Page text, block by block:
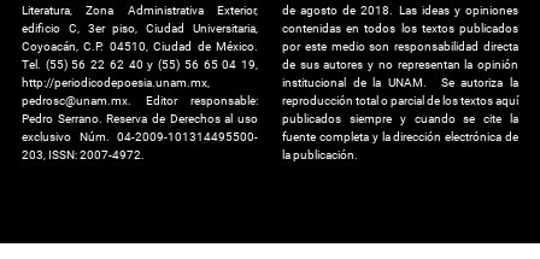
Literatura, Zona Administrativa Exterior,
edificio C, 3er piso, Ciudad Universitaria,
Coyoacán, C.P. 04510, Ciudad de México.
Tel. (55) 56 22 62 40 y (55) 56 65 04 19,
http://periodicodepoesia.unam.mx,
pedrosc@unam.mx. Editor responsable:
Pedro Serrano. Reserva de Derechos al uso
exclusivo Núm. 04-2009-101314495500-
203, ISSN: 2007-4972.
de agosto de 2018. Las ideas y opiniones
contenidas en todos los textos publicados
por este medio son responsabilidad directa
de sus autores y no representan la opinión
institucional de la UNAM. Se autoriza la
reproducción total o parcial de los textos aquí
publicados siempre y cuando se cite la
fuente completa y la dirección electrónica de
la publicación.